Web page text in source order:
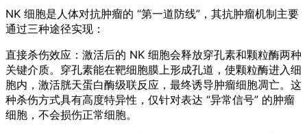
NK 细胞是人体对抗肿瘤的 “第一道防线”，其抗肿瘤机制主要
通过三种途径实现：
直接杀伤效应：激活后的 NK 细胞会释放穿孔素和颗粒酶两种
关键介质。穿孔素能在靶细胞膜上形成孔道，使颗粒酶进入细
胞内，激活胱天蛋白酶级联反应，最终诱导肿瘤细胞凋亡。这
种杀伤方式具有高度特异性，仅针对表达 “异常信号” 的肿瘤
细胞，不会损伤正常细胞。